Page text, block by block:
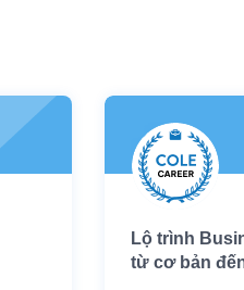
Lộ trình
từ cơ bản